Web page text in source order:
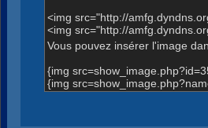
<img src="http://
<img src="http://
Vous pouvez insérer l'image
{img
{img